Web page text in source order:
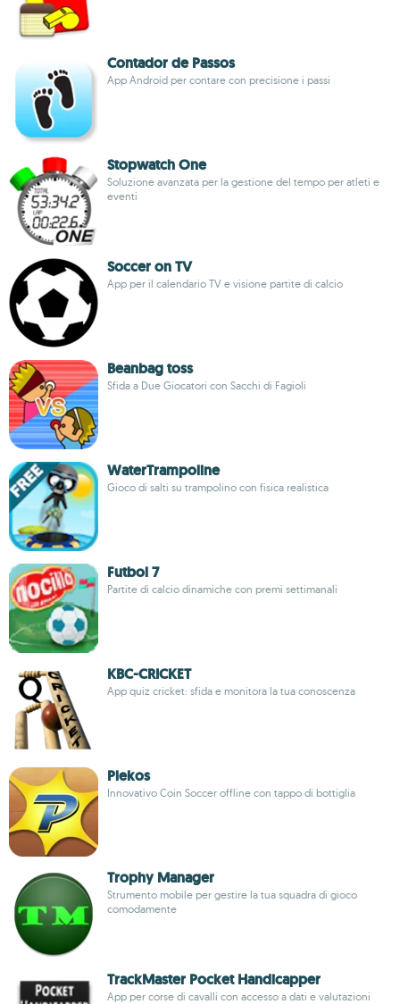
Contador de Passos
App Android per contare con precisione i passi
Stopwatch One
Soluzione avanzata per la gestione del tempo per atleti e
eventi
Soccer on TV
App per il calendario TV e visione partite di calcio
Beanbag toss
Sfida a Due Giocatori con Sacchi di Fagioli
WaterTrampoline
Gioco di salti su trampolino con fisica realistica
Futbol 7
Partite di calcio dinamiche con premi settimanali
KBC-CRICKET
App quiz cricket: sfida e monitora la tua conoscenza
Plekos
Innovativo Coin Soccer offline con tappo di bottiglia
Trophy Manager
Strumento mobile per gestire la tua squadra di gioco
comodamente
TrackMaster Pocket Handicapper
App per corse di cavalli con accesso a dati e valutazioni